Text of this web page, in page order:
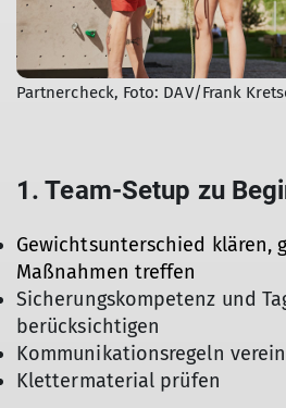
Partnercheck, Foto: DAV/Frank
1. Team-Setup zu
Gewichtsunterschied klären,
Maßnahmen treffen
Sicherungskompetenz und
berücksichtigen
Kommunikationsregeln
Klettermaterial prüfen